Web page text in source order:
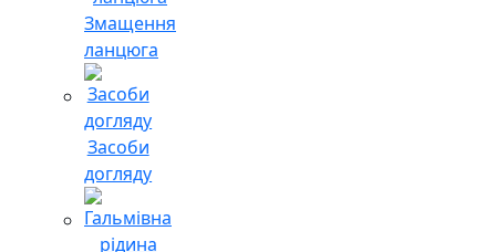
Змащення
ланцюга
Засоби
догляду